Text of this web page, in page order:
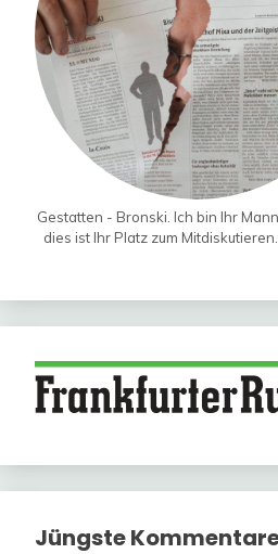
Gestatten - Bronski. Ich bin Ihr
dies ist Ihr Platz zum Mitdiskutieren.
Jüngste